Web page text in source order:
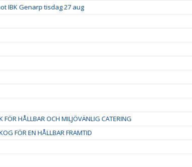
IBK Genarp tisdag 27 aug
HÅLLBAR OCH MILJÖVÄNLIG CATERING
FÖR EN HÅLLBAR FRAMTID